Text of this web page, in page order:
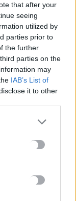
that after your
seeing
utilized by
parties prior to
the further
parties on the
may
IAB’s List of
it to other
μέσω
με τα
2026-2027